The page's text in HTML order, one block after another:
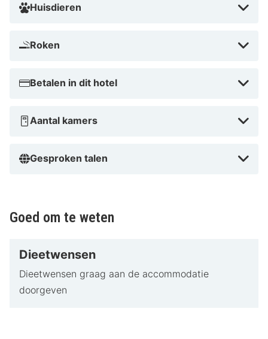
Huisdieren
Roken
Betalen in dit hotel
Aantal kamers
Gesproken talen
Goed om te weten
Dieetwensen
Dieetwensen graag aan de accommodatie
doorgeven